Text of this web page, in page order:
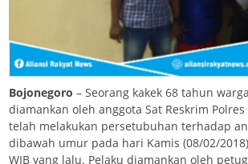
Bojonegoro – Seorang kakek 68 tahun
diamankan oleh anggota Sat Reskrim
telah melakukan persetubuhan terhadap
dibawah umur pada hari Kamis (08/02/
WIB yang lalu. Pelaku diamankan oleh